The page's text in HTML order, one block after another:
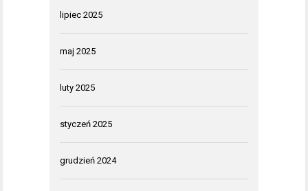
lipiec 2025
maj 2025
luty 2025
styczeń 2025
grudzień 2024